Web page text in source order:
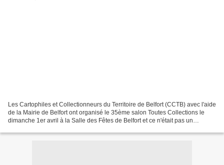
Les Cartophiles et Collectionneurs du Territoire de Belfort (CCTB) avec l'aide
de la Mairie de Belfort ont organisé le 35ème salon Toutes Collections le
dimanche 1er avril à la Salle des Fêtes de Belfort et ce n'était pas un